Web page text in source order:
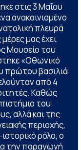
στις 3 Μαΐου
ανακαινισμένο
πλευρά
μας έχει
Μουσείο του
«Οθωνικό
πρώτου βασιλιά
από 4
Καθώς
του
αλλά και της
περιοχής,
ρόλο, ο
την παραγωγή